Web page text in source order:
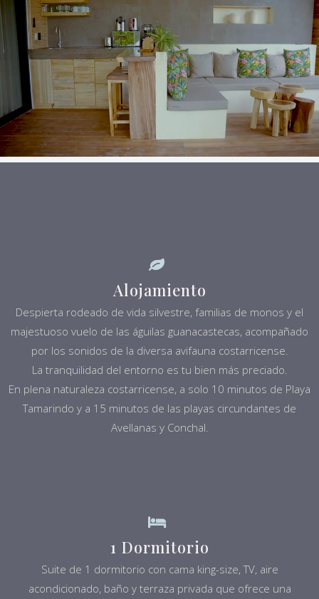
Alojamiento
Despierta rodeado de vida silvestre, familias de monos y el
majestuoso vuelo de las águilas guanacastecas, acompañado
por los sonidos de la diversa avifauna costarricense.
La tranquilidad del entorno es tu bien más preciado.
En plena naturaleza costarricense, a solo 10 minutos de Playa
Tamarindo y a 15 minutos de las playas circundantes de
Avellanas y Conchal.
1 Dormitorio
Suite de 1 dormitorio con cama king-size, TV, aire
acondicionado, baño y terraza privada que ofrece una